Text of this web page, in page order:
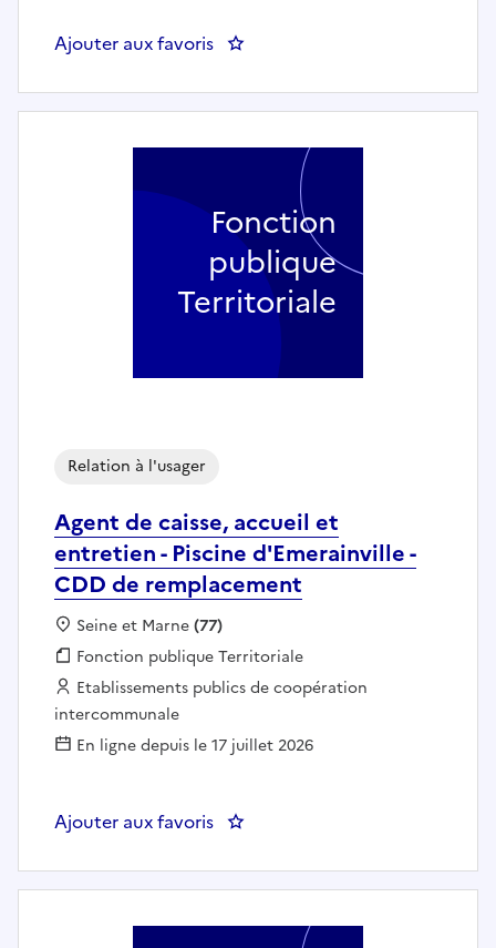
Ajouter aux favoris : Agent d'accueil et
Agent de caisse, accueil et
entretien - Piscine d'Emerainville -
CDD de remplacement
Relation à l'usager
Localisation :
Seine et Marne(77)
Fonction publique :
Fonction publique Territoriale
Employeur :
Etablissements publics de coopération
intercommunale
En ligne depuis le 17 juillet 2026
Ajouter aux favoris : Agent de caisse, accueil et
Fonction
publique
Territoriale